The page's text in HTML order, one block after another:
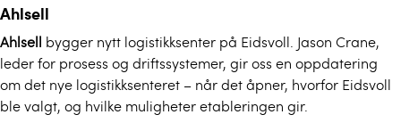
Ahlsell
Ahlsell
bygger nytt logistikksenter på Eidsvoll. Jason Crane,
leder for prosess og driftssystemer, gir oss en oppdatering
om det nye logistikksenteret – når det åpner, hvorfor Eidsvoll
ble valgt, og hvilke muligheter etableringen gir.